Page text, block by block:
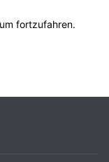
fortzufahren.